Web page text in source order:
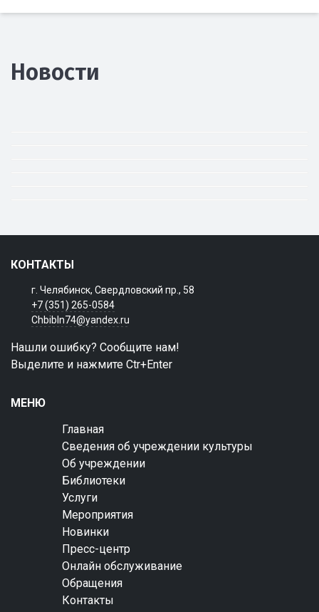
Новости
КОНТАКТЫ
г. Челябинск, Свердловский пр., 58
+7 (351) 265-0584
Chbibln74@yandex.ru
Нашли ошибку? Сообщите нам!
Выделите и нажмите Ctr+Enter
МЕНЮ
Главная
Сведения об учреждении культуры
Об учреждении
Библиотеки
Услуги
Мероприятия
Новинки
Пресс-центр
Онлайн обслуживание
Обращения
Контакты